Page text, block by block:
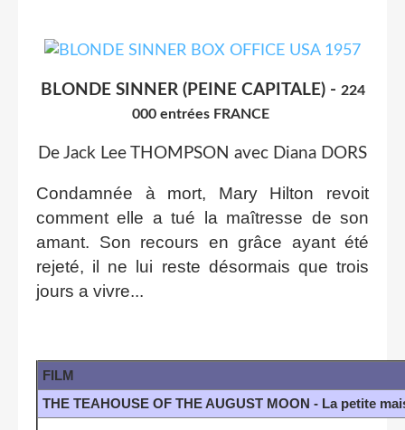
BLONDE SINNER (PEINE CAPITALE) - 224
000 entrées FRANCE
De Jack Lee THOMPSON avec Diana DORS
Condamnée à mort, Mary Hilton revoit
comment elle a tué la maîtresse de son
amant. Son recours en grâce ayant été
rejeté, il ne lui reste désormais que trois
jours a vivre...
FILM
THE TEAHOUSE OF THE AUGUST MOON - La petite